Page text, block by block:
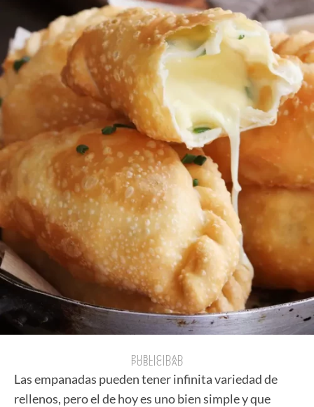
PUBLICIDAD
PUBLICIDAD
Las empanadas pueden tener infinita variedad de
rellenos, pero el de hoy es uno bien simple y que